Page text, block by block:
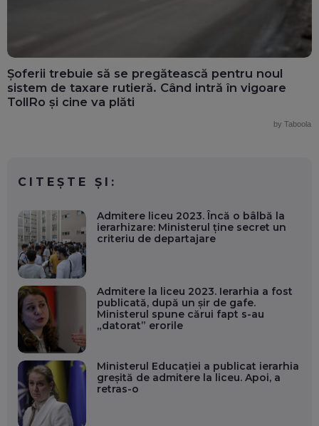
Șoferii trebuie să se pregătească pentru noul
sistem de taxare rutieră. Când intră în vigoare
TollRo și cine va plăti
by Taboola
CITEȘTE ȘI:
Admitere liceu 2023. Încă o bâlbă la
ierarhizare: Ministerul ține secret un
criteriu de departajare
Admitere la liceu 2023. Ierarhia a fost
publicată, după un șir de gafe.
Ministerul spune cărui fapt s-au
„datorat” erorile
Ministerul Educației a publicat ierarhia
greșită de admitere la liceu. Apoi, a
retras-o